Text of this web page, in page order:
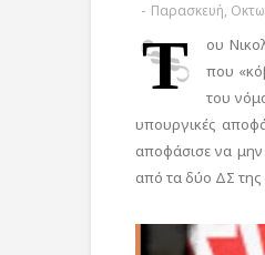
- Παρασκευή,
Τ
ου
που
του
υπουργικές
αποφάσισε να
από τα δύο ΔΣ